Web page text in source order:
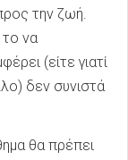
την ζωή.
το να
(είτε γιατί
δεν συνιστά
θα πρέπει